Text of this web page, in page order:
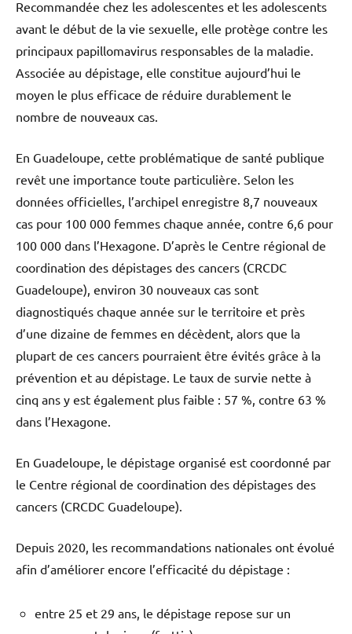
Recommandée chez les adolescentes et les adolescents
avant le début de la vie sexuelle, elle protège contre les
principaux papillomavirus responsables de la maladie.
Associée au dépistage, elle constitue aujourd’hui le
moyen le plus efficace de réduire durablement le
nombre de nouveaux cas.
En Guadeloupe, cette problématique de santé publique
revêt une importance toute particulière. Selon les
données officielles, l’archipel enregistre 8,7 nouveaux
cas pour 100 000 femmes chaque année, contre 6,6 pour
100 000 dans l’Hexagone. D’après le Centre régional de
coordination des dépistages des cancers (CRCDC
Guadeloupe), environ 30 nouveaux cas sont
diagnostiqués chaque année sur le territoire et près
d’une dizaine de femmes en décèdent, alors que la
plupart de ces cancers pourraient être évités grâce à la
prévention et au dépistage. Le taux de survie nette à
cinq ans y est également plus faible : 57 %, contre 63 %
dans l’Hexagone.
En Guadeloupe, le dépistage organisé est coordonné par
le Centre régional de coordination des dépistages des
cancers (CRCDC Guadeloupe).
Depuis 2020, les recommandations nationales ont évolué
afin d’améliorer encore l’efficacité du dépistage :
entre 25 et 29 ans, le dépistage repose sur un